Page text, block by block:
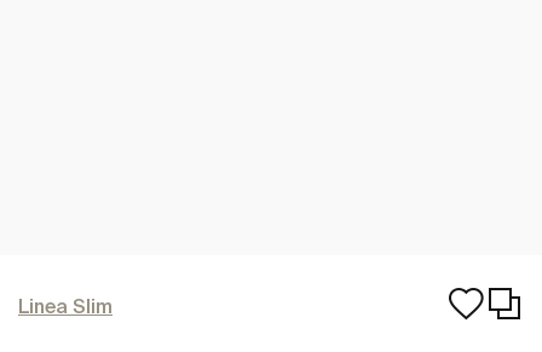
Linea Slim